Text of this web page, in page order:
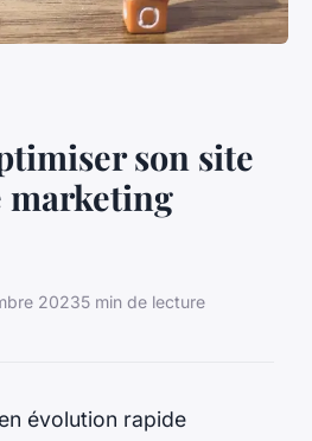
son site
marketing
20235 min de lecture
évolution rapide